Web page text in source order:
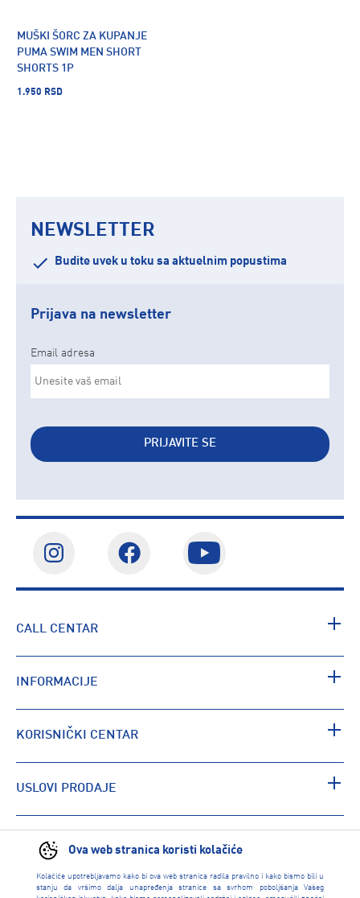
Ova web stranica koristi kolačiće
Kolačiće upotrebljavamo kako bi ova web stranica radila pravilno i kako bismo bili u
stanju da vršimo dalja unapređenja stranice sa svrhom poboljšanja Vašeg
MUŠKI ŠORC ZA KUPANJE
PUMA SWIM MEN SHORT
SHORTS 1P
1.950 RSD
NEWSLETTER
Budite uvek u toku sa aktuelnim popustima
Prijava na newsletter
Email adresa
PRIJAVITE SE
CALL CENTAR
INFORMACIJE
KORISNIČKI CENTAR
USLOVI PRODAJE
PRONAĐI RADNJU